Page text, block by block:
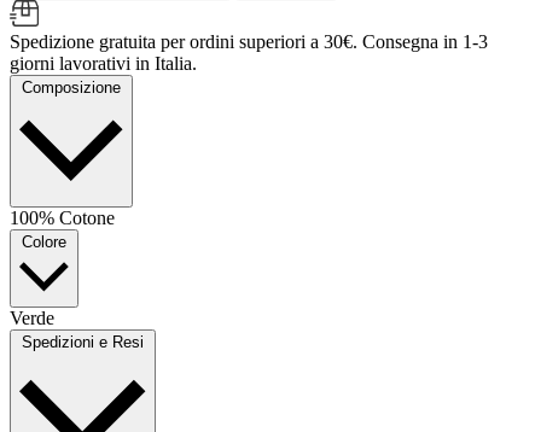
Spedizione gratuita per ordini superiori a 30€. Consegna in 1-3
giorni lavorativi in Italia.
Composizione
100% Cotone
Colore
Verde
Spedizioni e Resi